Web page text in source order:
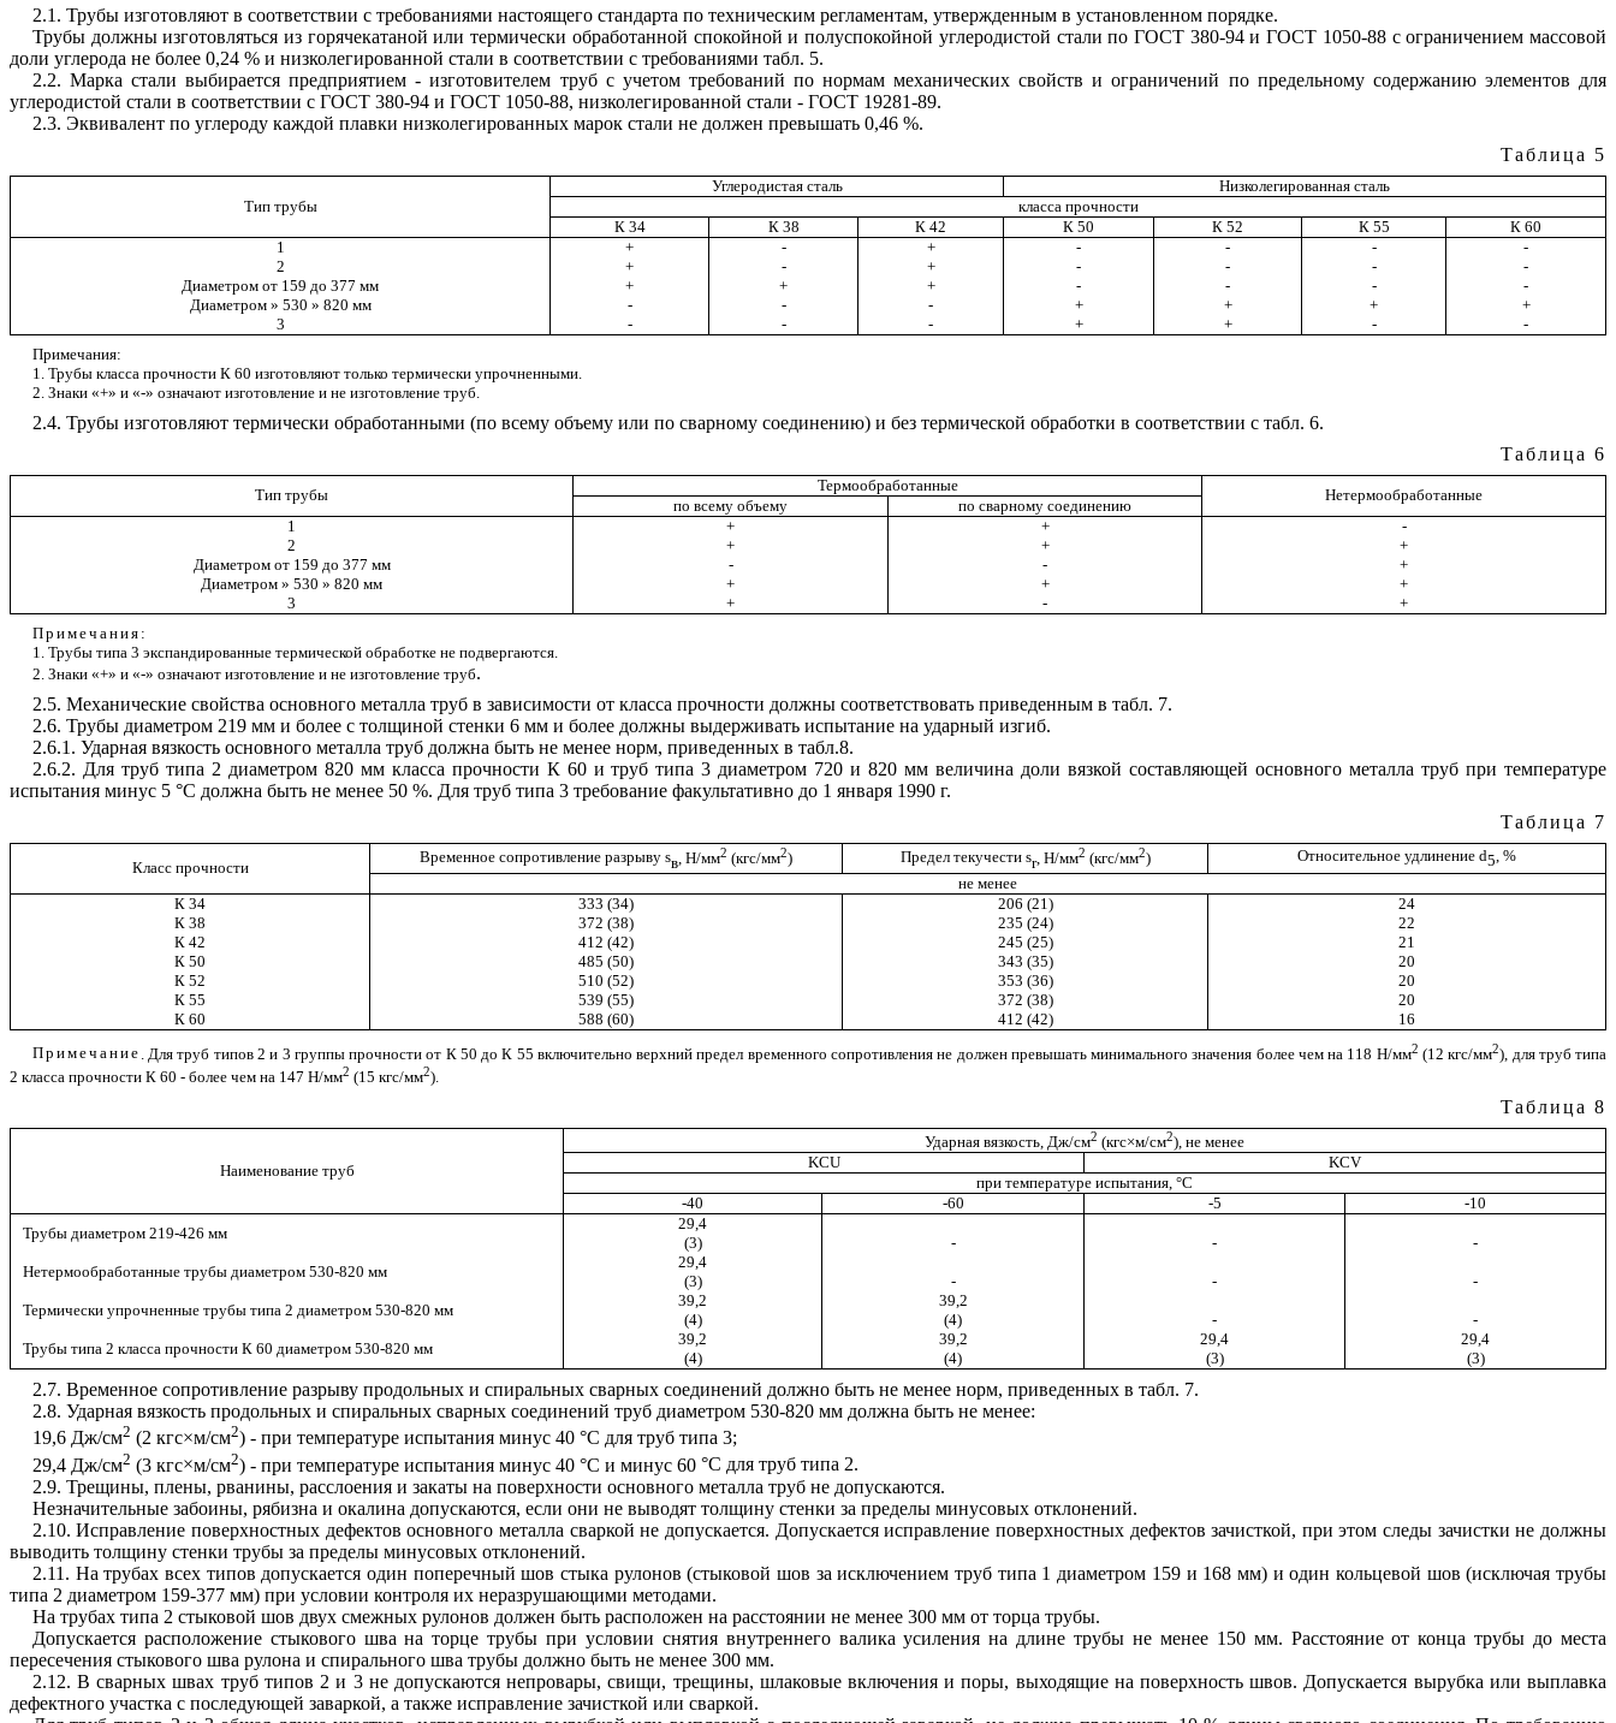
2.1. Трубы изготовляют в соответствии с требованиями настоящего стандарта по техническим регламентам, утвержденным в установленном порядке.
Трубы должны изготовляться из горячекатаной или термически обработанной спокойной и полуспокойной углеродистой стали по ГОСТ 380-94 и ГОСТ 1050-88 с ограничением массовой
доли углерода не более 0,24 % и низколегированной стали в соответствии с требованиями табл. 5.
2.2. Марка стали выбирается предприятием - изготовителем труб с учетом требований по нормам механических свойств и ограничений по предельному содержанию элементов для
углеродистой стали в соответствии с ГОСТ 380-94 и ГОСТ 1050-88, низколегированной стали - ГОСТ 19281-89.
2.3. Эквивалент по углероду каждой плавки низколегированных марок стали не должен превышать 0,46 %.
Таблица 5
Тип трубы
Углеродистая сталь
Низколегированная сталь
класса прочности
К 34
К 38 К 42 К 50 К 52 К 55
К 60
1
+ - + - - -
-
2
+ - + - - -
-
Диаметром от 159 до 377 мм
+ + + - - -
-
Диаметром » 530 » 820 мм
- - - + + +
+
3
- - - + + -
-
Примечания:
1. Трубы класса прочности К 60 изготовляют только термически упрочненными.
2. Знаки «+» и «-» означают изготовление и не изготовление труб.
2.4. Трубы изготовляют термически обработанными (по всему объему или по сварному соединению) и без термической обработки в соответствии с табл. 6.
Таблица 6
Тип трубы
Термообработанные
Нетермообработанные
по всему объему
по сварному соединению
1
+ +
-
2
+ +
+
Диаметром от 159 до 377 мм
- -
+
Диаметром » 530 » 820 мм
+ +
+
3
+ -
+
Примечания:
1. Трубы типа 3 экспандированные термической обработке не подвергаются.
2. Знаки «+» и «-» означают изготовление и не изготовление труб.
2.5. Механические свойства основного металла труб в зависимости от класса прочности должны соответствовать приведенным в табл. 7.
2.6. Трубы диаметром 219 мм и более с толщиной стенки 6 мм и более должны выдерживать испытание на ударный изгиб.
2.6.1. Ударная вязкость основного металла труб должна быть не менее норм, приведенных в табл.8.
2.6.2. Для труб типа 2 диаметром 820 мм класса прочности К 60 и труб типа 3 диаметром 720 и 820 мм величина доли вязкой составляющей основного металла труб при температуре
испытания минус 5 °С должна быть не менее 50 %. Для труб типа 3 требование факультативно до 1 января 1990 г.
Таблица 7
Класс прочности
Временное сопротивление разрыву sв , Н/мм2 (кгс/мм2) Предел текучести sr, Н/мм2 (кгс/мм2) Относительное удлинение d5, %
не менее
К 34
333 (34) 206 (21)
24
К 38
372 (38) 235 (24)
22
К 42
412 (42) 245 (25)
21
К 50
485 (50) 343 (35)
20
К 52
510 (52) 353 (36)
20
К 55
539 (55) 372 (38)
20
К 60
588 (60) 412 (42)
16
Примечание . Для труб типов 2 и 3 группы прочности от К 50 до К 55 включительно верхний предел временного сопротивления не должен превышать минимального значения более чем на 118 Н/мм2 (12 кгс/мм2), для труб типа
2 класса прочности К 60 - более чем на 147 Н/мм2 (15 кгс/мм2).
Таблица 8
Наименование труб
Ударная вязкость, Дж/см2 (кгс×м/см2), не менее
KCU
KCV
при температуре испытания, °С
-40
-60 -5
-10
Трубы диаметром 219-426 мм
29,4
(3)
- -
-
Нетермообработанные трубы диаметром 530-820 мм
29,4
(3)
- -
-
Термически упрочненные трубы типа 2 диаметром 530-820 мм
39,2
39,2
(4)
(4) -
-
Трубы типа 2 класса прочности К 60 диаметром 530-820 мм
39,2 39,2 29,4
29,4
(4)
(4) (3) (3)
2.7. Временное сопротивление разрыву продольных и спиральных сварных соединений должно быть не менее норм, приведенных в табл. 7.
2.8. Ударная вязкость продольных и спиральных сварных соединений труб диаметром 530-820 мм должна быть не менее:
19,6 Дж/см2 (2 кгс×м/см2) - при температуре испытания минус 40 °С для труб типа 3;
29,4 Дж/см2 (3 кгс×м/см2) - при температуре испытания минус 40 °С и минус 60 °С для труб типа 2.
2.9. Трещины, плены, рванины, расслоения и закаты на поверхности основного металла труб не допускаются.
Незначительные забоины, рябизна и окалина допускаются, если они не выводят толщину стенки за пределы минусовых отклонений.
2.10. Исправление поверхностных дефектов основного металла сваркой не допускается. Допускается исправление поверхностных дефектов зачисткой, при этом следы зачистки не должны
выводить толщину стенки трубы за пределы минусовых отклонений.
2.11. На трубах всех типов допускается один поперечный шов стыка рулонов (стыковой шов за исключением труб типа 1 диаметром 159 и 168 мм) и один кольцевой шов (исключая трубы
типа 2 диаметром 159-377 мм) при условии контроля их неразрушающими методами.
На трубах типа 2 стыковой шов двух смежных рулонов должен быть расположен на расстоянии не менее 300 мм от торца трубы.
Допускается расположение стыкового шва на торце трубы при условии снятия внутреннего валика усиления на длине трубы не менее 150 мм. Расстояние от конца трубы до места
пересечения стыкового шва рулона и спирального шва трубы должно быть не менее 300 мм.
2.12. В сварных швах труб типов 2 и 3 не допускаются непровары, свищи, трещины, шлаковые включения и поры, выходящие на поверхность швов. Допускается вырубка или выплавка
дефектного участка с последующей заваркой, а также исправление зачисткой или сваркой.